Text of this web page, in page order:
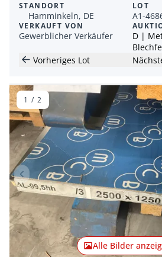
STANDORT
Hamminkeln, DE
VERKAUFT VON
Gewerblicher Verkäufer
LOT
A1-
D |
Vorheriges Lot
Vorheriger Artikel
Alle Bilder
1 / 2